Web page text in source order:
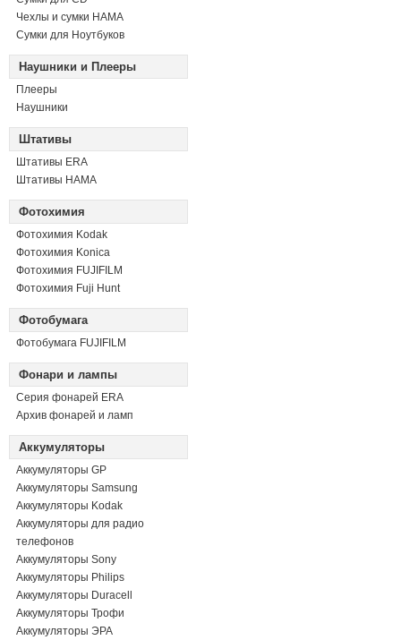
Чехлы и сумки HAMA
Сумки для Ноутбуков
Наушники и Плееры
Плееры
Наушники
Штативы
Штативы ERA
Штативы HAMA
Фотохимия
Фотохимия Kodak
Фотохимия Konica
Фотохимия FUJIFILM
Фотохимия Fuji Hunt
Фотобумага
Фотобумага FUJIFILM
Фонари и лампы
Серия фонарей ERA
Архив фонарей и ламп
Аккумуляторы
Аккумуляторы GP
Аккумуляторы Samsung
Аккумуляторы Kodak
Аккумуляторы для радио
телефонов
Аккумуляторы Sony
Аккумуляторы Philips
Аккумуляторы Duracell
Аккумуляторы Трофи
Аккумуляторы ЭРА